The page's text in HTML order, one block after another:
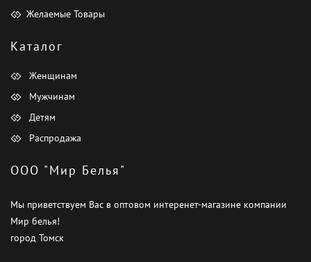
Желаемые Товары
Каталог
Женщинам
Мужчинам
Детям
Распродажа
ООО "Мир Белья"
Мы приветствуем Вас в оптовом интеренет-магазине компании
Мир белья!
город Томск